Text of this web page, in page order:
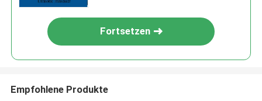
Fortsetzen
Empfohlene Produkte